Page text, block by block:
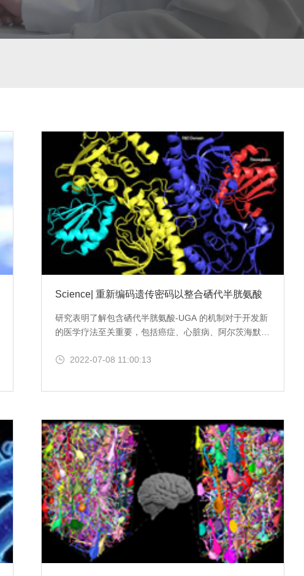
Science| 重新编码遗传密码以整合硒代半胱氨酸
研究表明了解包含硒代半胱氨酸-UGA 的机制对于开发新
的医学疗法至关重要，包括癌症、心脏病、阿尔茨海默氏
硒代半胱氨酸掺入的过程中，硒蛋白 mRNA 中的非编码
2022-07-08 11:00:13